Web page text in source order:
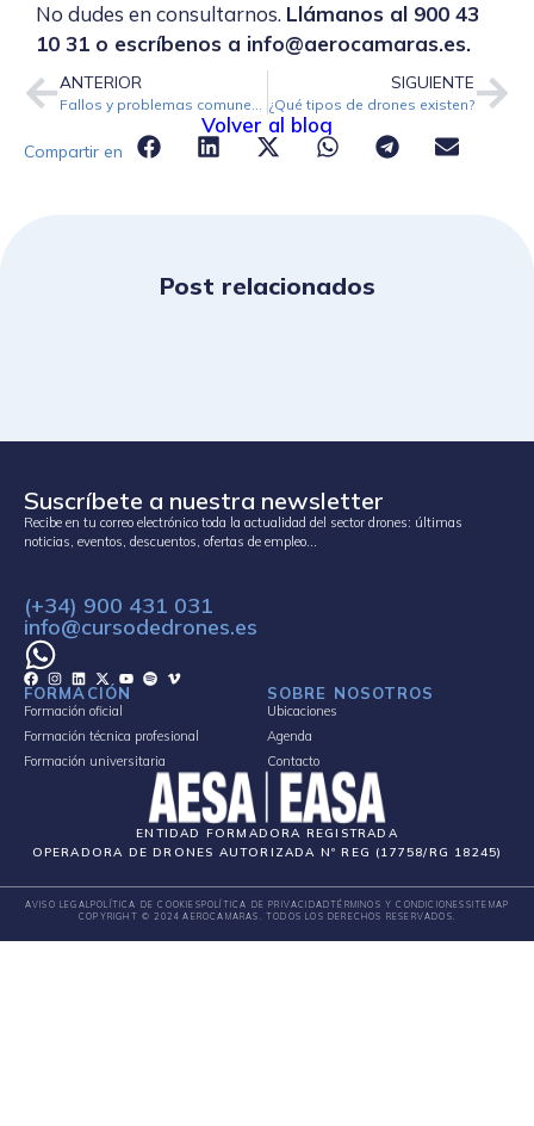
No dudes en consultarnos. Llámanos al 900 43
10 31 o escríbenos a info@aerocamaras.es.
ANTERIOR
Fallos y problemas comunes en el montaje y mantenimiento de drones
SIGUIENTE
¿Qué tipos de drones existen?
Volver al blog
Compartir en
Post relacionados
Suscríbete a nuestra newsletter
Recibe en tu correo electrónico toda la actualidad del sector drones: últimas
noticias, eventos, descuentos, ofertas de empleo…
(+34) 900 431 031
info@cursodedrones.es
FORMACIÓN
Formación oficial
Formación técnica profesional
Formación universitaria
SOBRE NOSOTROS
Ubicaciones
Agenda
Contacto
ENTIDAD FORMADORA REGISTRADA
OPERADORA DE DRONES AUTORIZADA Nº REG (17758/RG 18245)
COPYRIGHT © 2024 AEROCAMARAS. TODOS LOS DERECHOS RESERVADOS.
AVISO LEGALPOLÍTICA DE COOKIESPOLÍTICA DE PRIVACIDADTÉRMINOS Y CONDICIONES SITEMAP